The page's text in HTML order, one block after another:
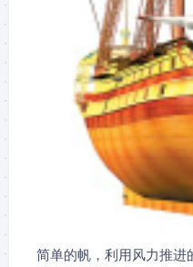
简单的帆，利用风力推进